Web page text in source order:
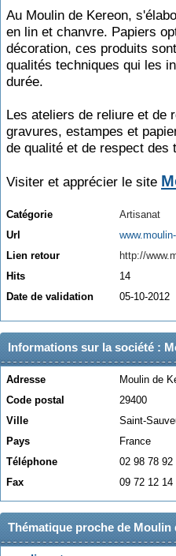
Au Moulin de Kereon,
en lin et chanvre. Papiers
décoration, ces produits
qualités techniques qui les
durée.
Les ateliers de reliure et de
gravures, estampes et
de qualité et de respect des
Visiter et apprécier le site
Catégorie
Artisanat
Url
Lien retour
http://
Hits
14
Date de validation
05-10-2012
Informations sur la société :
Adresse
Moulin de
Code postal
29400
Ville
Saint-
Pays
France
Téléphone
02 98 78 92
Fax
09 72 12 14
Thématique proche de Moulin